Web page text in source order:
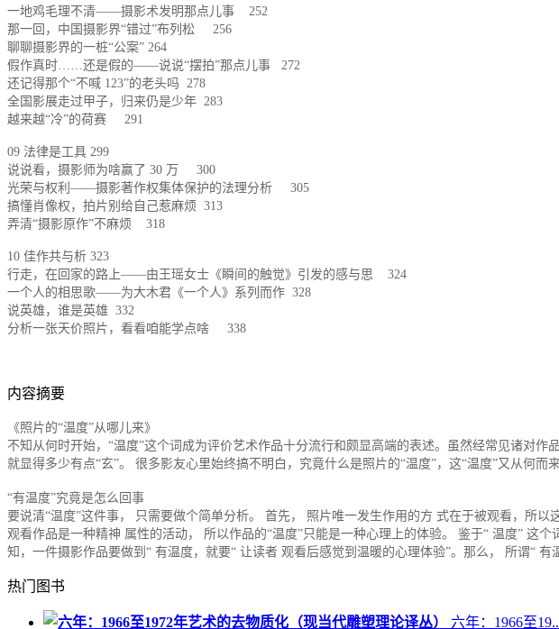
一地鸡毛理不清——摄影术发明那点儿事 252
那一回，中国摄影界“错过”布列松 256
聊聊摄影界的一桩“公案” 264
假作真时……还是假的——说说“摆拍”那点儿事 272
还记得那个“不喊 123”的老头吗 278
全国影展走过甲子，归来仍是少年 283
越来越“冷”的荷赛 291
09 法律是工具 299
说说看，摄影师为啥赢了 30 万 300
光荣与权利——摄影著作权集体保护的法理分析 305
搞懂肖像权，拍片别给自己惹麻烦 313
弄清“摄影原作”不麻烦 318
10 佳作共与析 323
行走，在回家的路上——由王瑶女士《瞬间的触觉》引发的感与思 324
一个人的相思歌——为大木君《一个人》系列而作 328
说英雄，谁是英雄 332
分析一张天价照片，看看咱能学点啥 338
内容摘要
《照片的“温度”从哪儿来》
不知从何时开始，“温度”这个词成为评价艺术作品十分流行和颇显高端的表述。虽然经常见诸对
就显得多少有点“玄”。 很多影友心里始终搞不明白，究竟什么是照片的“温度”，这“温度”又从何而来
“有温度”究竟是怎么回事
要说清“温度”这件事， 只需要做个简单分析。 首先， 照片唯一发生作用的方 式在于被观看，所
观看作品是一种精神 属性的活动， 所以作品的“温度”只能是一种心理上的体验。 鉴于“ 温度” 这
知，一件摄影作品要做到“ 有温度，就要“ 让读者 观看后感觉到温暖的心理体验”。那么， 所谓“ 有
热门图书
六年：1966至